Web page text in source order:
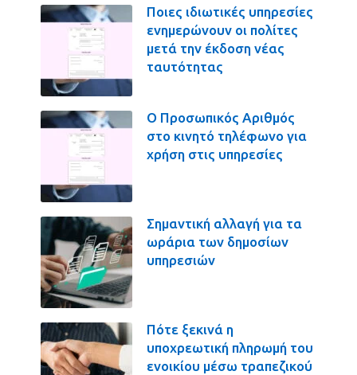
Ποιες ιδιωτικές υπηρεσίες
ενημερώνουν οι πολίτες
μετά την έκδοση νέας
ταυτότητας
Ο Προσωπικός Αριθμός
στο κινητό τηλέφωνο για
χρήση στις υπηρεσίες
Σημαντική αλλαγή για τα
ωράρια των δημοσίων
υπηρεσιών
Πότε ξεκινά η
υποχρεωτική πληρωμή του
ενοικίου μέσω τραπεζικού